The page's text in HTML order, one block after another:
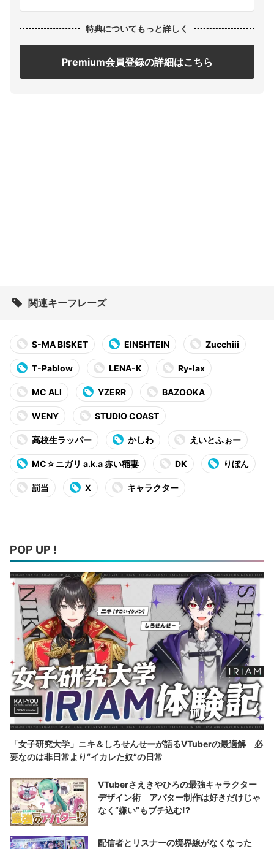
特典についてもっと詳しく
Premium会員登録の詳細はこちら
関連キーフレーズ
S-MA BI$KET EINSHTEIN Zucchiii
T-Pablow LENA-K Ry-lax
MC ALI YZERR BAZOOKA
WENY STUDIO COAST
高校生ラッパー かしわ えいとふぉー
MC☆ニガリ a.k.a 赤い稲妻 DK りぼん
罰当 X キャラクター
POP UP !
「女子研究大学」ニキ＆しろせんせーが語るVTuberの最適解 必
要なのは非日常より“イカレた奴”の日常
VTuberさえきやひろの最強キャラクター
デザイン術 アバター制作は好きだけじゃ
なく“嫌い”もブチ込む!?
配信者とリスナーの境界線がなくなった